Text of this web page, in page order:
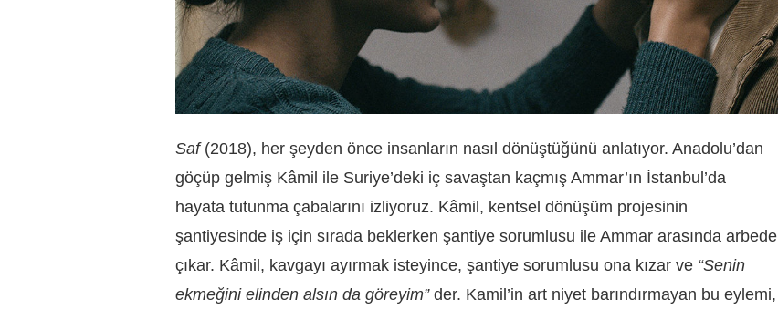
Saf(2018), her şeyden önce insanların nasıl dönüştüğünü anlatıyor. Anadolu’dan
göçüp gelmiş Kâmil ile Suriye’deki iç savaştan kaçmış Ammar’ın İstanbul’da
hayata tutunma çabalarını izliyoruz. Kâmil, kentsel dönüşüm projesinin
şantiyesinde iş için sırada beklerken şantiye sorumlusu ile Ammar arasında arbede
çıkar. Kâmil, kavgayı ayırmak isteyince, şantiye sorumlusu ona kızar ve “Senin
ekmeğini elinden alsın da göreyim”der. Kamil’in art niyet barındırmayan bu eylemi,